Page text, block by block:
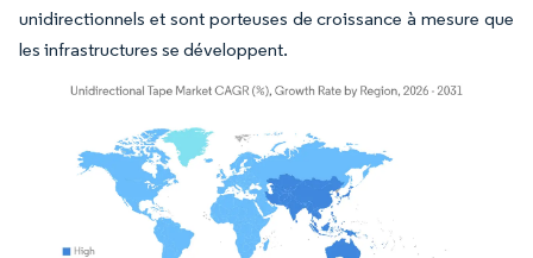
unidirectionnels et sont porteuses de croissance à mesure que
les infrastructures se développent.